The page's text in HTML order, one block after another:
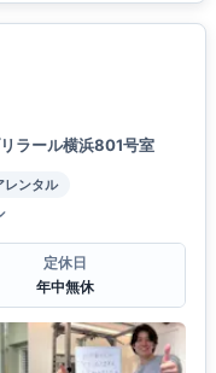
ラール横浜801号室
レンタル
定休日
年中無休